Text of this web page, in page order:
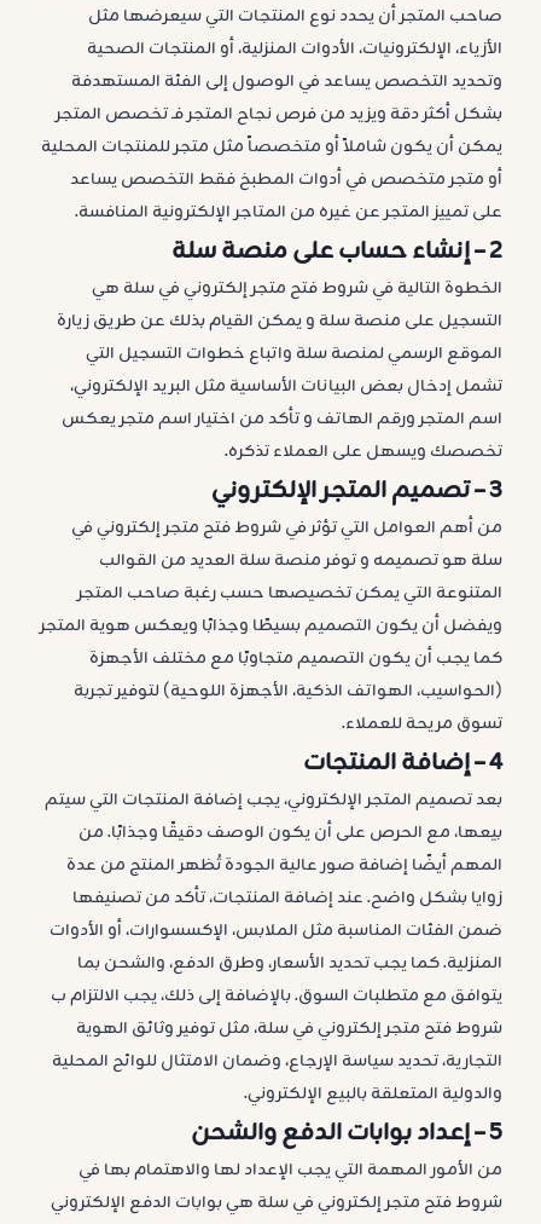
صاحب المتجر أن يحدد نوع المنتجات التي سيعرضها مثل
الأزياء، الإلكترونيات، الأدوات المنزلية، أو المنتجات الصحية
وتحديد التخصص يساعد في الوصول إلى الفئة المستهدفة
بشكل أكثر دقة ويزيد من فرص نجاح المتجر فـ تخصص المتجر
يمكن أن يكون شاملاً أو متخصصاً مثل متجر للمنتجات المحلية
أو متجر متخصص في أدوات المطبخ فقط التخصص يساعد
على تمييز المتجر عن غيره من المتاجر الإلكترونية المنافسة.
2 – إنشاء حساب على منصة سلة
الخطوة التالية في شروط فتح متجر إلكتروني في سلة هي
التسجيل على منصة سلة و يمكن القيام بذلك عن طريق زيارة
الموقع الرسمي لمنصة سلة واتباع خطوات التسجيل التي
تشمل إدخال بعض البيانات الأساسية مثل البريد الإلكتروني،
اسم المتجر ورقم الهاتف و تأكد من اختيار اسم متجر يعكس
تخصصك ويسهل على العملاء تذكره.
3 – تصميم المتجر الإلكتروني
من أهم العوامل التي تؤثر في شروط فتح متجر إلكتروني في
سلة هو تصميمه و توفر منصة سلة العديد من القوالب
المتنوعة التي يمكن تخصيصها حسب رغبة صاحب المتجر
ويفضل أن يكون التصميم بسيطًا وجذابًا ويعكس هوية المتجر
كما يجب أن يكون التصميم متجاوبًا مع مختلف الأجهزة
(الحواسيب، الهواتف الذكية، الأجهزة اللوحية) لتوفير تجربة
تسوق مريحة للعملاء.
4 – إضافة المنتجات
بعد تصميم المتجر الإلكتروني، يجب إضافة المنتجات التي سيتم
بيعها، مع الحرص على أن يكون الوصف دقيقًا وجذابًا. من
المهم أيضًا إضافة صور عالية الجودة تُظهر المنتج من عدة
زوايا بشكل واضح. عند إضافة المنتجات، تأكد من تصنيفها
ضمن الفئات المناسبة مثل الملابس، الإكسسوارات، أو الأدوات
المنزلية. كما يجب تحديد الأسعار، وطرق الدفع، والشحن بما
يتوافق مع متطلبات السوق. بالإضافة إلى ذلك، يجب الالتزام ب
شروط فتح متجر إلكتروني في سلة، مثل توفير وثائق الهوية
التجارية، تحديد سياسة الإرجاع، وضمان الامتثال للوائح المحلية
والدولية المتعلقة بالبيع الإلكتروني.
5 – إعداد بوابات الدفع والشحن
من الأمور المهمة التي يجب الإعداد لها والاهتمام بها في
شروط فتح متجر إلكتروني في سلة هي بوابات الدفع الإلكتروني